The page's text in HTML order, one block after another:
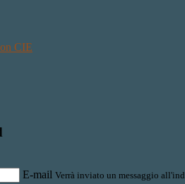
CIE
E-mail Verrà inviato un messaggio